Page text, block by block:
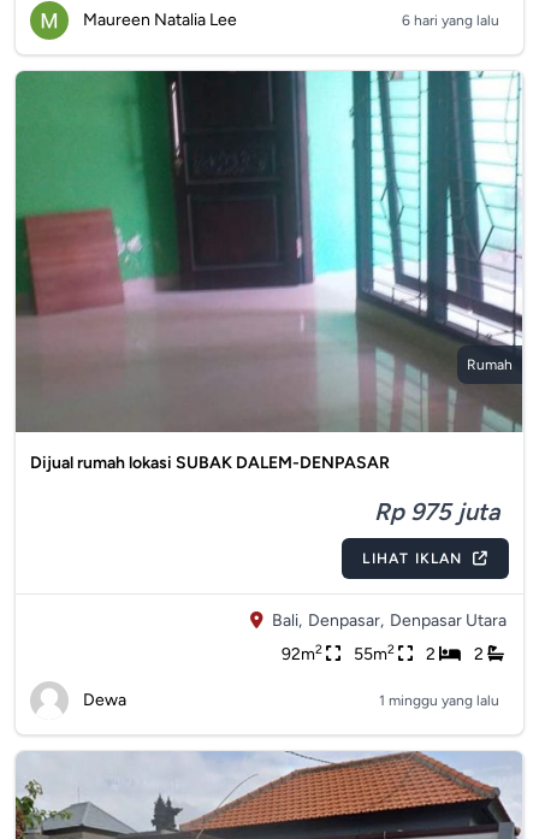
Maureen Natalia Lee 6 hari yang lalu
Rumah
Dijual rumah lokasi SUBAK DALEM-DENPASAR
Rp 975 juta
LIHAT IKLAN
Bali, Denpasar, Denpasar Utara
92m2 55m2 2 2
Dewa 1 minggu yang lalu